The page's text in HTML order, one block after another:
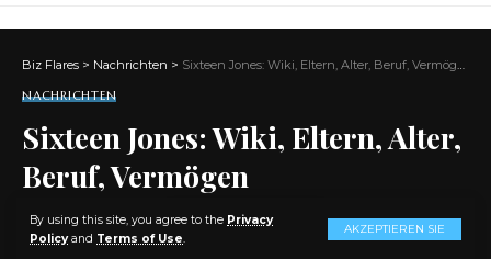
By using this site, you agree to the Privacy
Policyand Terms of Use.
AKZEPTIEREN SIE
Biz Flares > Nachrichten > Sixteen Jones: Wiki, Eltern, Alter, Beruf, Vermögen
NACHRICHTEN
Sixteen Jones: Wiki, Eltern, Alter,
Beruf, Vermögen
AKTIE 7 MIN. LESEN